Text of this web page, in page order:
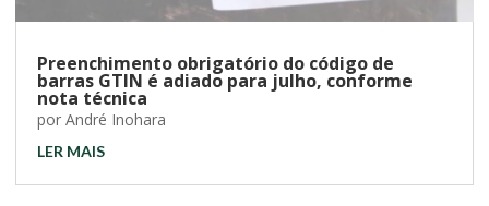
Preenchimento obrigatório do código de
barras GTIN é adiado para julho, conforme
nota técnica
por André Inohara
LER MAIS